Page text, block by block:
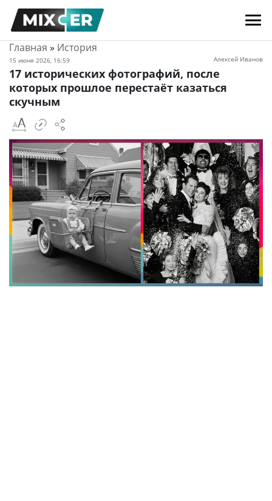
Главная » История
15 июня 2026, 16:59 Алексей Иванов
17 исторических фотографий, после
которых прошлое перестаёт казаться
скучным